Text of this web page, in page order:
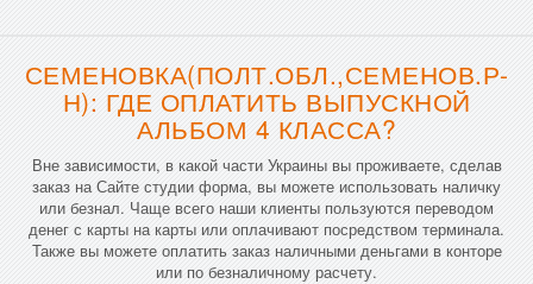
СЕМЕНОВКА(ПОЛТ.ОБЛ.,СЕМЕНОВ.Р-
Н): ГДЕ ОПЛАТИТЬ ВЫПУСКНОЙ
АЛЬБОМ 4 КЛАССА?
Вне зависимости, в какой части Украины вы проживаете, сделав
заказ на Сайте студии форма, вы можете использовать наличку
или безнал. Чаще всего наши клиенты пользуются переводом
денег с карты на карты или оплачивают посредством терминала.
Также вы можете оплатить заказ наличными деньгами в конторе
или по безналичному расчету.